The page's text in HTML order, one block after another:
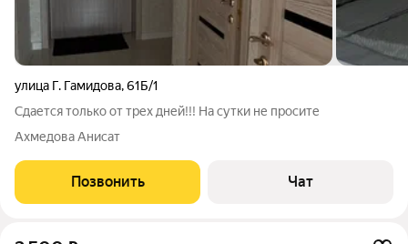
улица Г. Гамидова,61Б/1
Сдается только от трех дней!!! На сутки не просите
Ахмедова Анисат
Позвонить Чат